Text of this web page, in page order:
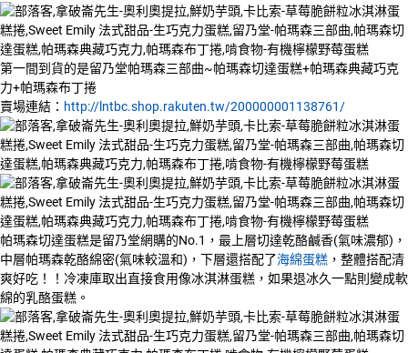
第一間到貨的是留乃堂帕瑪森三部曲~帕瑪森切達蛋糕+帕瑪森典藏巧克
力+帕瑪森布丁捲
賣場連結： http://lntbc.shop.rakuten.tw/200000001138761/
帕瑪森切達蛋糕是留乃堂網購的No.1，最上層切達乾酪鹹香(氣味濃郁)，
中層帕瑪森乾酪綿密(氣味較溫和)，下層還搭配了海綿蛋糕 ，整體搭配清
爽好吃！！冷凍庫取出直接食用像冰淇淋蛋糕，如果退冰久一點則變成軟
綿的乳酪蛋糕。